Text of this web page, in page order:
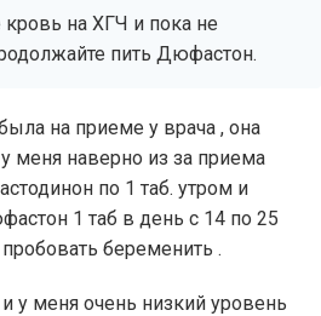
кровь на ХГЧ и пока не
пить Дюфастон.
на приеме у врача , она
меня наверно из за приема
по 1 таб. утром и
1 таб в день с 14 по 25
беременить .
у меня очень низкий уровень